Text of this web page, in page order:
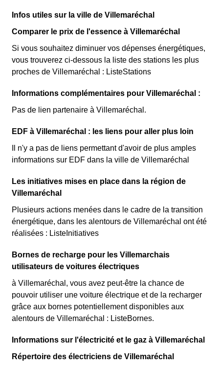
premiers KWh de chaque mois sont moins chers, et
fait attention à sa consommation à Villemaréchal. Ce
tarif existe chez la plupart des fournisseurs d'électricité
de France et est disponible pour les Villemarchais
éligibles. 💡🏠
clients Villemarchais l'ayant choisie avant 1998. Elle
différencie deux tarifs : pendant 22 jours le prix de
l'électricité est quatre fois plus cher, tandis que tous les
autres jours de l'année, le prix est 20% moins cher par
rapport au tarif normal à Villemaréchal. ⚡💸
Infos utiles sur la ville de Villemaréchal
Comparer le prix de l'essence à Villemaréchal
Si vous souhaitez diminuer vos dépenses énergétiques,
vous trouverez ci-dessous la liste des stations les plus
proches de Villemaréchal : ListeStations
Informations complémentaires pour Villemaréchal :
Pas de lien partenaire à Villemaréchal.
EDF à Villemaréchal : les liens pour aller plus loin
Il n'y a pas de liens permettant d'avoir de plus amples
informations sur EDF dans la ville de Villemaréchal
Les initiatives mises en place dans la région de
Villemaréchal
Plusieurs actions menées dans le cadre de la transition
énergétique, dans les alentours de Villemaréchal ont été
réalisées : ListeInitiatives
Bornes de recharge pour les Villemarchais
utilisateurs de voitures électriques
à Villemaréchal, vous avez peut-être la chance de
pouvoir utiliser une voiture électrique et de la recharger
grâce aux bornes potentiellement disponibles aux
alentours de Villemaréchal : ListeBornes.
Informations sur l'électricité et le gaz à Villemaréchal
Répertoire des électriciens de Villemaréchal